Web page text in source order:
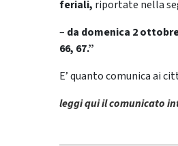
feriali, riportate nella
– da domenica 2
66, 67.”
E’ quanto comunica ai
leggi qui il comunicato